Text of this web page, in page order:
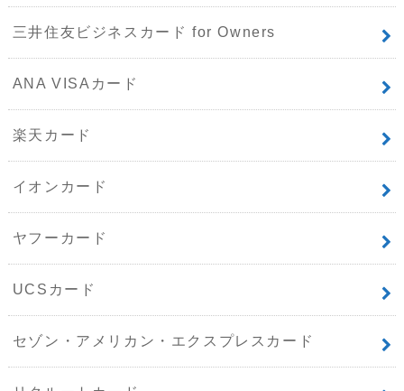
三井住友ビジネスカード for Owners
ANA VISAカード
楽天カード
イオンカード
ヤフーカード
UCSカード
セゾン・アメリカン・エクスプレスカード